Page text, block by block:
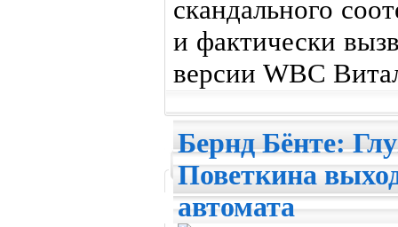
скандального
и фактически
версии WBC
Бернд Бёнте:
Поветкина
автомата